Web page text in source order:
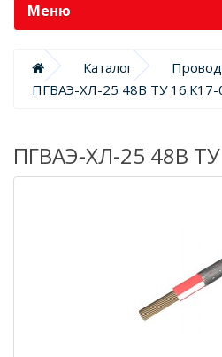
Меню
Каталог
ПГВАЭ-ХЛ-25 48В ТУ 16.К17-
ПГВАЭ-ХЛ-25 48В